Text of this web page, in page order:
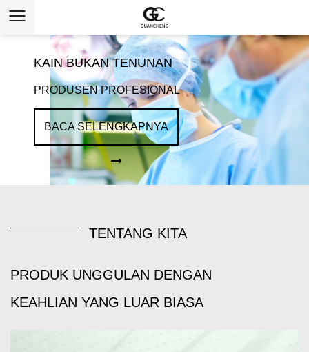
KAIN BUKAN TENUNAN
PRODUSEN PROFESIONAL
BACA SELENGKAPNYA
TENTANG KITA
PRODUK UNGGULAN DENGAN
KEAHLIAN YANG LUAR BIASA